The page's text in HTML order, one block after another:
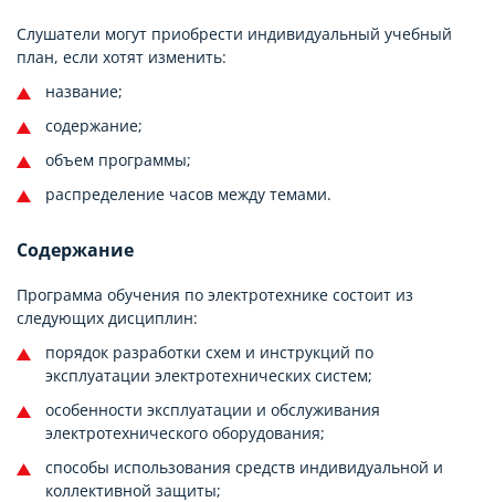
Слушатели могут приобрести индивидуальный учебный
план, если хотят изменить:
название;
содержание;
объем программы;
распределение часов между темами.
Содержание
Программа обучения по электротехнике состоит из
следующих дисциплин:
порядок разработки схем и инструкций по
эксплуатации электротехнических систем;
особенности эксплуатации и обслуживания
электротехнического оборудования;
способы использования средств индивидуальной и
коллективной защиты;